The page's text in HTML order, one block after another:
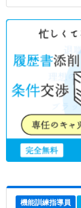
機能訓練指導員